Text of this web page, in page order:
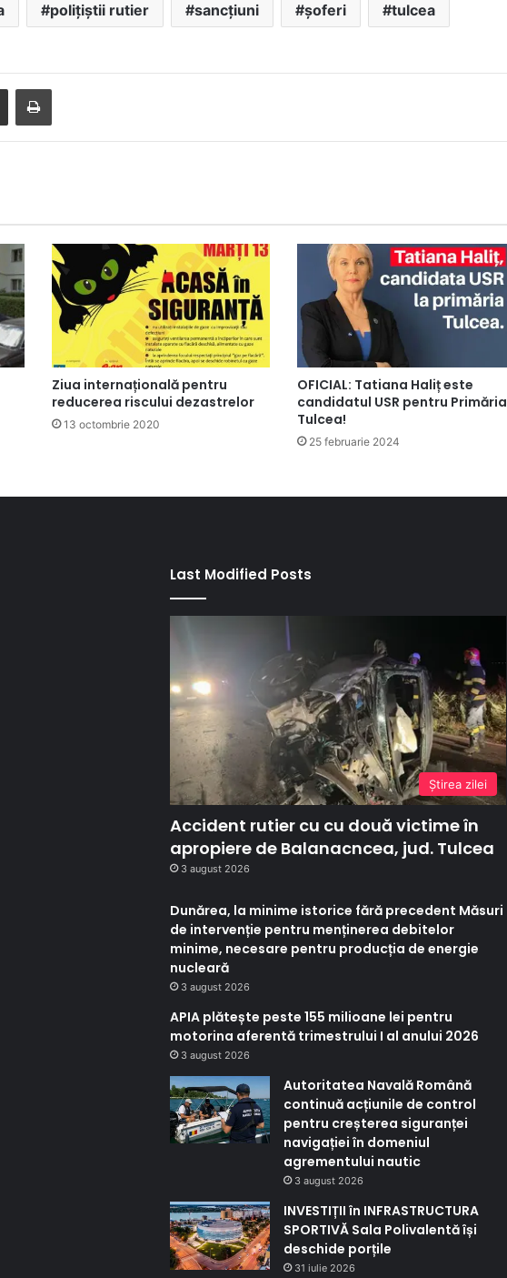
polițiștii rutier sancţiuni şoferi tulcea
Ziua internațională pentru
reducerea riscului dezastrelor
13 octombrie 2020
OFICIAL: Tatiana Haliț este
candidatul USR pentru Primăria
Tulcea!
25 februarie 2024
Last Modified Posts
Ştirea zilei
Accident rutier cu cu două victime în
apropiere de Balanacncea, jud. Tulcea
3 august 2026
Dunărea, la minime istorice fără precedent Măsuri
de intervenție pentru menținerea debitelor
minime, necesare pentru producția de energie
nucleară
3 august 2026
APIA plătește peste 155 milioane lei pentru
motorina aferentă trimestrului I al anului 2026
3 august 2026
Autoritatea Navală Română
continuă acțiunile de control
pentru creșterea siguranței
navigației în domeniul
agrementului nautic
3 august 2026
INVESTIȚII în INFRASTRUCTURA
SPORTIVĂ Sala Polivalentă își
deschide porțile
31 iulie 2026